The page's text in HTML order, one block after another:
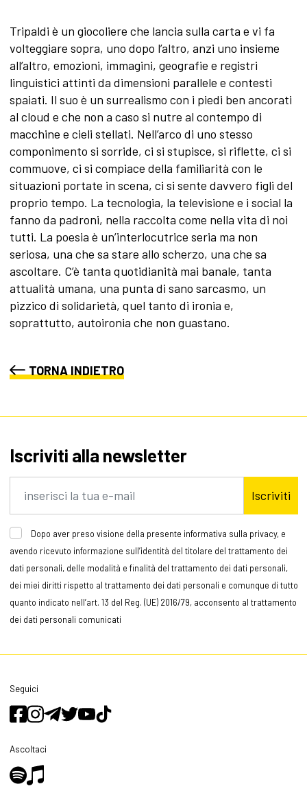
Tripaldi è un giocoliere che lancia sulla carta e vi fa
volteggiare sopra, uno dopo l’altro, anzi uno insieme
all’altro, emozioni, immagini, geografie e registri
linguistici attinti da dimensioni parallele e contesti
spaiati. Il suo è un surrealismo con i piedi ben ancorati
al cloud e che non a caso si nutre al contempo di
macchine e cieli stellati. Nell’arco di uno stesso
componimento si sorride, ci si stupisce, si riflette, ci si
commuove, ci si compiace della familiarità con le
situazioni portate in scena, ci si sente davvero figli del
proprio tempo. La tecnologia, la televisione e i social la
fanno da padroni, nella raccolta come nella vita di noi
tutti. La poesia è un’interlocutrice seria ma non
seriosa, una che sa stare allo scherzo, una che sa
ascoltare. C’è tanta quotidianità mai banale, tanta
attualità umana, una punta di sano sarcasmo, un
pizzico di solidarietà, quel tanto di ironia e,
soprattutto, autoironia che non guastano.
TORNA INDIETRO
Iscriviti alla newsletter
Iscriviti
Dopo aver preso visione della presente informativa sulla privacy, e
avendo ricevuto informazione sull’identità del titolare del trattamento dei
dati personali, delle modalità e finalità del trattamento dei dati personali,
dei miei diritti rispetto al trattamento dei dati personali e comunque di tutto
quanto indicato nell’art. 13 del Reg. (UE) 2016/79, acconsento al trattamento
dei dati personali comunicati
Seguici
Ascoltaci